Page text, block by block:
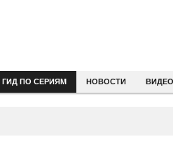
ГИД ПО СЕРИЯМ НОВОСТИ ВИДЕО